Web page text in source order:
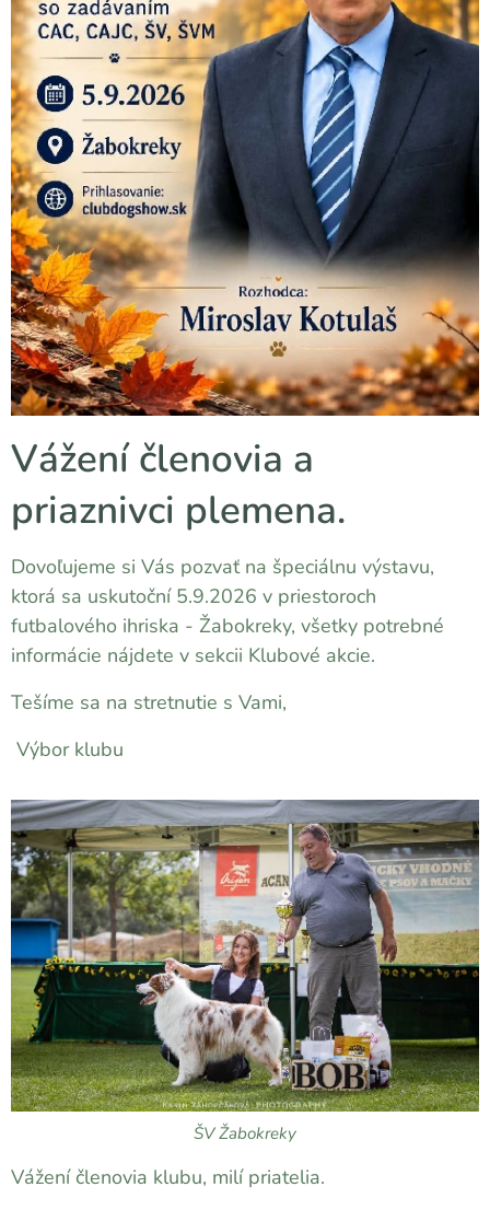
Vážení členovia a
priaznivci plemena.
Dovoľujeme si Vás pozvať na špeciálnu výstavu,
ktorá sa uskutoční 5.9.2026 v priestoroch
futbalového ihriska - Žabokreky, všetky potrebné
informácie nájdete v sekcii Klubové akcie.
Tešíme sa na stretnutie s Vami,
Výbor klubu
ŠV Žabokreky
Vážení členovia klubu, milí priatelia.